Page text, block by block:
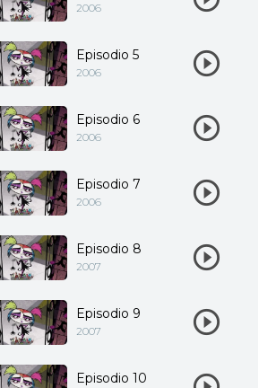
2006
Episodio 5
2006
Episodio 6
2006
Episodio 7
2006
Episodio 8
2007
Episodio 9
2007
Episodio 10